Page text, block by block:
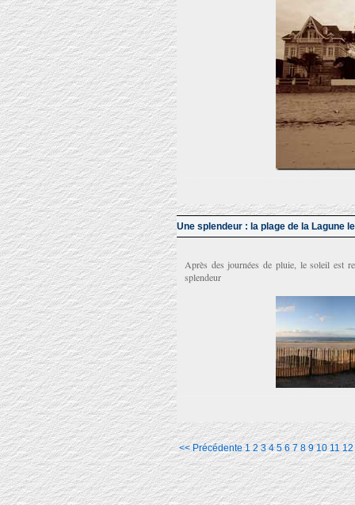
Une splendeur : la plage de la Lagune
Après des journées de pluie, le soleil est
splendeur
<< Précédente 1 2 3 4 5 6 7 8 9 10 11 12